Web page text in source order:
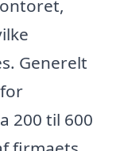
Generelt
200 til 600